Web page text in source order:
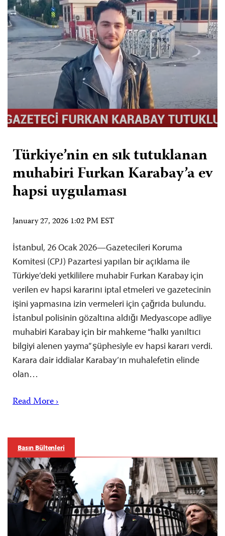
Türkiye’nin en sık tutuklanan
muhabiri Furkan Karabay’a ev
hapsi uygulaması
January 27, 2026 1:02 PM EST
İstanbul, 26 Ocak 2026—Gazetecileri Koruma
Komitesi (CPJ) Pazartesi yapılan bir açıklama ile
Türkiye’deki yetkililere muhabir Furkan Karabay için
verilen ev hapsi kararını iptal etmeleri ve gazetecinin
işini yapmasına izin vermeleri için çağrıda bulundu.
İstanbul polisinin gözaltına aldığı Medyascope adliye
muhabiri Karabay için bir mahkeme “halkı yanıltıcı
bilgiyi alenen yayma” şüphesiyle ev hapsi kararı verdi.
Karara dair iddialar Karabay’ın muhalefetin elinde
olan…
Read More ›
Basın Bültenleri